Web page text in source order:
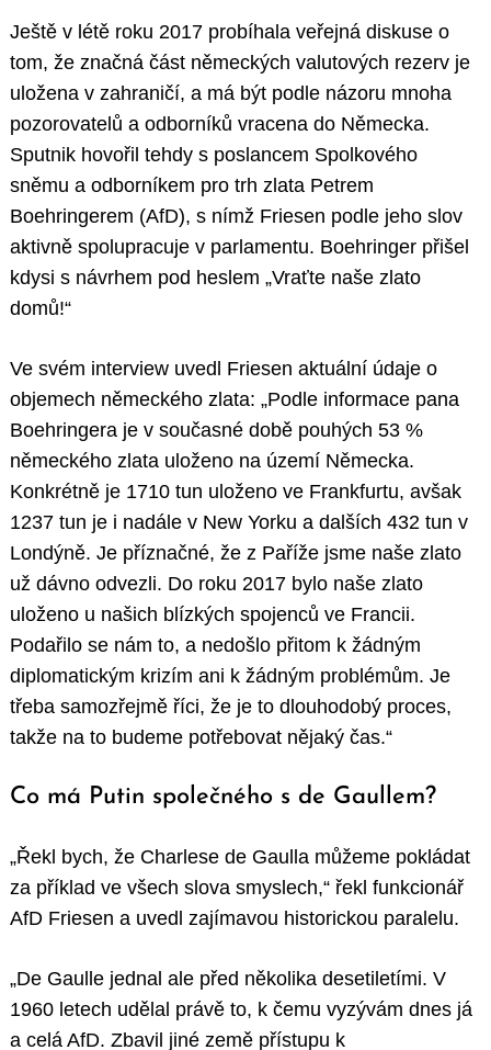
Ještě v létě roku 2017 probíhala veřejná diskuse o
tom, že značná část německých valutových rezerv je
uložena v zahraničí, a má být podle názoru mnoha
pozorovatelů a odborníků vracena do Německa.
Sputnik hovořil tehdy s poslancem Spolkového
sněmu a odborníkem pro trh zlata Petrem
Boehringerem (AfD), s nímž Friesen podle jeho slov
aktivně spolupracuje v parlamentu. Boehringer přišel
kdysi s návrhem pod heslem „Vraťte naše zlato
domů!“
Ve svém interview uvedl Friesen aktuální údaje o
objemech německého zlata: „Podle informace pana
Boehringera je v současné době pouhých 53 %
německého zlata uloženo na území Německa.
Konkrétně je 1710 tun uloženo ve Frankfurtu, avšak
1237 tun je i nadále v New Yorku a dalších 432 tun v
Londýně. Je příznačné, že z Paříže jsme naše zlato
už dávno odvezli. Do roku 2017 bylo naše zlato
uloženo u našich blízkých spojenců ve Francii.
Podařilo se nám to, a nedošlo přitom k žádným
diplomatickým krizím ani k žádným problémům. Je
třeba samozřejmě říci, že je to dlouhodobý proces,
takže na to budeme potřebovat nějaký čas.“
Co má Putin společného s de Gaullem?
„Řekl bych, že Charlese de Gaulla můžeme pokládat
za příklad ve všech slova smyslech,“ řekl funkcionář
AfD Friesen a uvedl zajímavou historickou paralelu.
„De Gaulle jednal ale před několika desetiletími. V
1960 letech udělal právě to, k čemu vyzývám dnes já
a celá AfD. Zbavil jiné země přístupu k